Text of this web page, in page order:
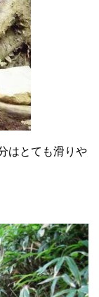
はとても滑りや